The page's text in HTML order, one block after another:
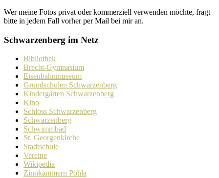
Wer meine Fotos privat oder kommer­ziell verwenden möchte, fragt
bitte in jedem Fall vorher per Mail bei mir an.
Schwarzenberg im Netz
Bibliothek
Brecht-Gymnasium
Eisenbahnmuseum
Grundschulen Schwarzenberg
Kindergärten Schwarzenberg
Kino
Schloss Schwarzenberg
Schwarzenberg
Schwimmbad
St. Georgenkirche
Stadtschule
Vereine
Wikipedia
Zinnkammern Pöhla